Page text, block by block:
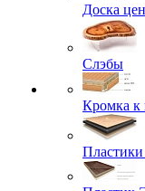
Доска
Слэбы
Кромка к